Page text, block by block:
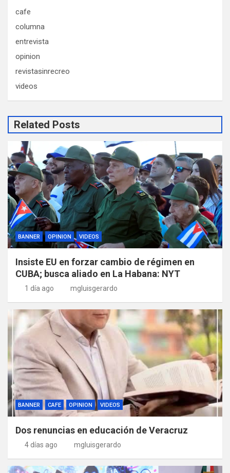
cafe
columna
entrevista
opinion
revistasinrecreo
videos
Related Posts
BANNER OPINION VIDEOS
Insiste EU en forzar cambio de régimen en
CUBA; busca aliado en La Habana: NYT
1 día ago mgluisgerardo
BANNER CAFE OPINION VIDEOS
Dos renuncias en educación de Veracruz
4 días ago mgluisgerardo